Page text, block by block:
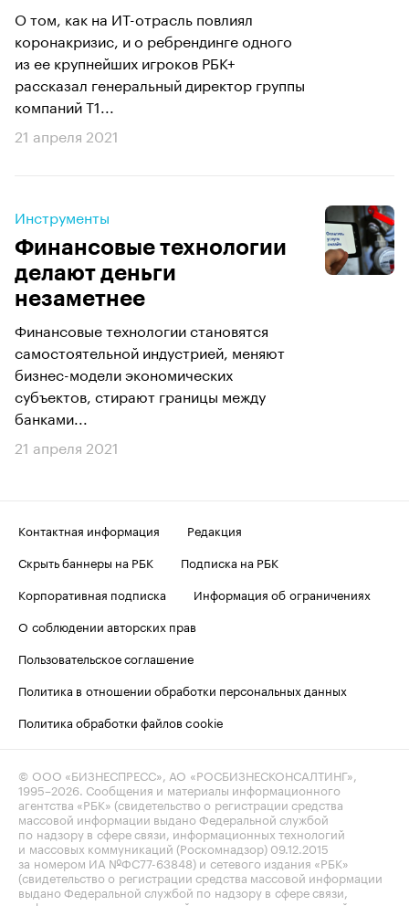
О том, как на ИТ-отрасль повлиял
коронакризис, и о ребрендинге одного
из ее крупнейших игроков РБК+
рассказал генеральный директор группы
компаний Т1...
21 апреля 2021
Инструменты
Финансовые технологии
делают деньги
незаметнее
Финансовые технологии становятся
самостоятельной индустрией, меняют
бизнес-модели экономических
субъектов, стирают границы между
банками...
21 апреля 2021
Контактная информация
Редакция
Скрыть баннеры на РБК
Подписка на РБК
Корпоративная подписка
Информация об ограничениях
О соблюдении авторских прав
Пользовательское соглашение
Политика в отношении обработки персональных данных
Политика обработки файлов cookie
© ООО «БИЗНЕСПРЕСС», АО «РОСБИЗНЕСКОНСАЛТИНГ»,
1995–2026. Сообщения и материалы информационного
агентства «РБК» (свидетельство о регистрации средства
массовой информации выдано Федеральной службой
по надзору в сфере связи, информационных технологий
и массовых коммуникаций (Роскомнадзор) 09.12.2015
за номером ИА №ФС77-63848) и сетевого издания «РБК»
(свидетельство о регистрации средства массовой информации
выдано Федеральной службой по надзору в сфере связи,